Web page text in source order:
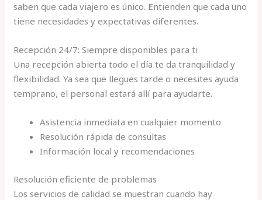
saben que cada viajero es único. Entienden que cada uno
tiene necesidades y expectativas diferentes.
Recepción 24/7: Siempre disponibles para ti
Una recepción abierta todo el día te da tranquilidad y
flexibilidad. Ya sea que llegues tarde o necesites ayuda
temprano, el personal estará allí para ayudarte.
Asistencia inmediata en cualquier momento
Resolución rápida de consultas
Información local y recomendaciones
Resolución eficiente de problemas
Los servicios de calidad se muestran cuando hay